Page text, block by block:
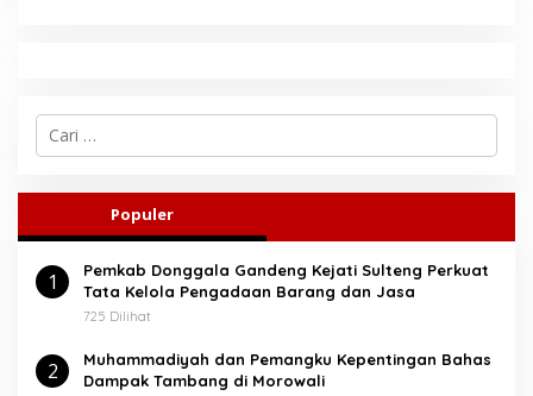
C
i
n
u
k
Populer
1
Pemkab Donggala Gandeng Kejati Sulteng Perkuat
Tata Kelola Pengadaan Barang dan Jasa
725 Dilihat
2
Muhammadiyah dan Pemangku Kepentingan Bahas
Dampak Tambang di Morowali